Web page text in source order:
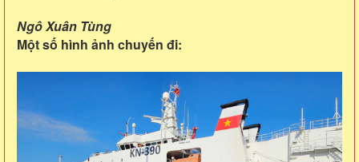
Ngô Xuân Tùng
Một số hình ảnh chuyến đi: